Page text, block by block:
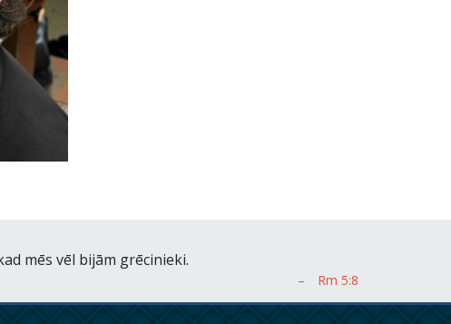
mēs vēl bijām grēcinieki.